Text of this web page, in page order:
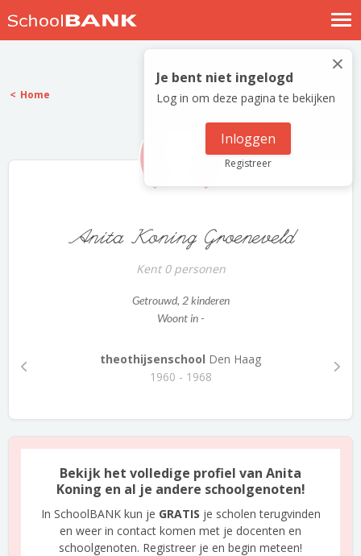
Nostalgische verhalen
Log in
Meld je gratis aan
×
Je bent niet ingelogd
Log in om deze pagina te bekijken
Inloggen
Registreer
Home
Anita Koning Groeneveld
Kent 0 personen
Getrouwd, 2 kinderen
Woont in -
theothijsenschool Den Haag
1960 - 1968
Bekijk het volledige profiel van Anita
Koning en al je andere schoolgenoten!
In SchoolBANK kun je GRATIS je scholen terugvinden
en weer in contact komen met je docenten en
schoolgenoten. Registreer je en begin meteen!